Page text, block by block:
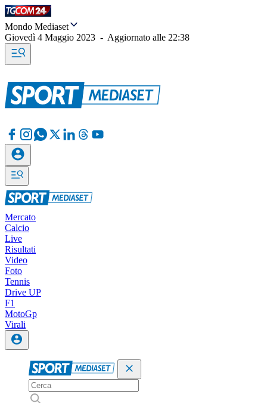
Mondo Mediaset
Giovedì 4 Maggio 2023 - Aggiornato alle 22:38
Mercato
Calcio
Live
Risultati
Video
Foto
Tennis
Drive UP
F1
MotoGp
Virali